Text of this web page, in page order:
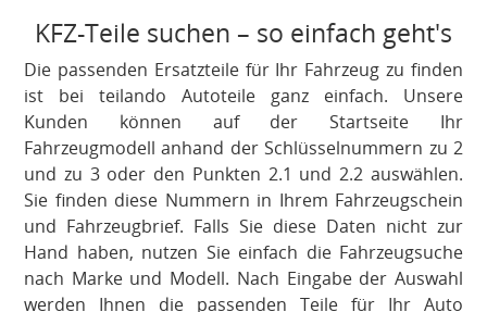
KFZ-Teile suchen – so einfach geht's
Die passenden Ersatzteile für Ihr Fahrzeug zu finden
ist bei teilando Autoteile ganz einfach. Unsere
Kunden können auf der Startseite Ihr
Fahrzeugmodell anhand der Schlüsselnummern zu 2
und zu 3 oder den Punkten 2.1 und 2.2 auswählen.
Sie finden diese Nummern in Ihrem Fahrzeugschein
und Fahrzeugbrief. Falls Sie diese Daten nicht zur
Hand haben, nutzen Sie einfach die Fahrzeugsuche
nach Marke und Modell. Nach Eingabe der Auswahl
werden Ihnen die passenden Teile für Ihr Auto